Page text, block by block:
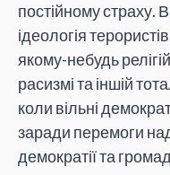
постійному страху.
ідеологія
якому-небудь
расизмі та іншій
коли вільні
заради перемоги
демократії та